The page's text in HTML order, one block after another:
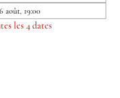
août, 19:00
les 4 dates